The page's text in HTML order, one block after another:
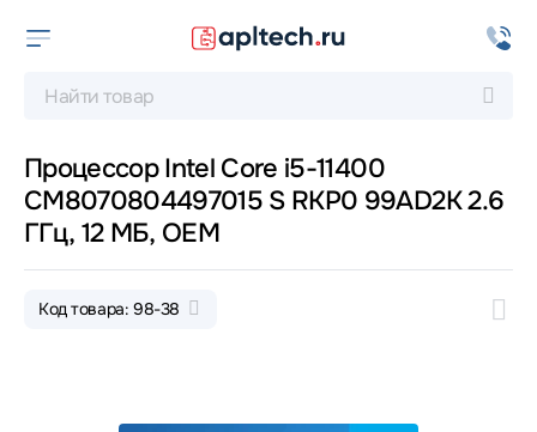
Процессор Intel Core i5-11400
CM8070804497015 S RKP0 99AD2K 2.6
ГГц, 12 МБ, OEM
Код товара: 98-38